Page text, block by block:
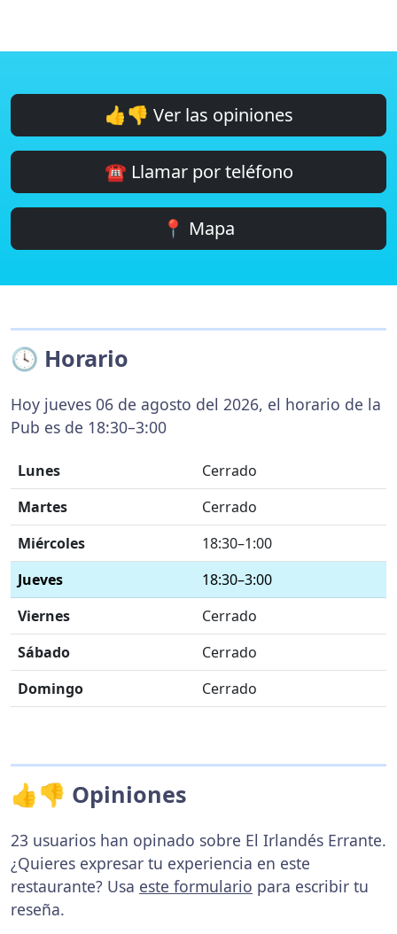
👍👎 Ver las opiniones
☎️ Llamar por teléfono
📍 Mapa
🕓 Horario
Hoy jueves 06 de agosto del 2026, el horario de la
Pub es de 18:30–3:00
Lunes
Cerrado
Martes
Cerrado
Miércoles
18:30–1:00
Jueves
18:30–3:00
Viernes
Cerrado
Sábado
Cerrado
Domingo
Cerrado
👍👎 Opiniones
23 usuarios han opinado sobre El Irlandés Errante.
¿Quieres expresar tu experiencia en este
restaurante? Usa este formulario para escribir tu
reseña.